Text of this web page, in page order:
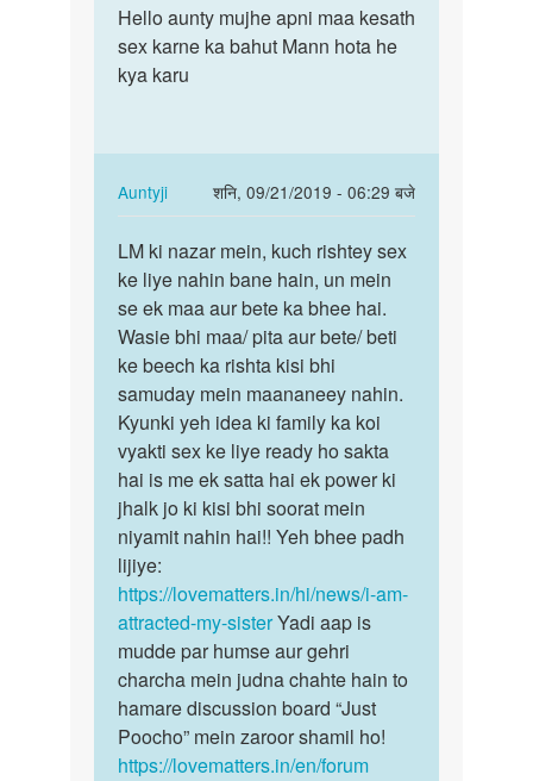
to
Hello
bete.
kya
Auntyji
Hello
aunty
mujhe
Hello aunty mujhe apni maa kesath
sex karne ka bahut Mann hota he
kya karu
Auntyji
शनि, 09/21/2019 - 06:29 बजे
In
reply
to
Hello
aunty
mujhe
apni
maa…
by
Sachin
LM
ki
nazar
mein,
kuch…
LM ki nazar mein, kuch rishtey sex
ke liye nahin bane hain, un mein
se ek maa aur bete ka bhee hai.
Wasie bhi maa/ pita aur bete/ beti
ke beech ka rishta kisi bhi
samuday mein maananeey nahin.
Kyunki yeh idea ki family ka koi
vyakti sex ke liye ready ho sakta
hai is me ek satta hai ek power ki
jhalk jo ki kisi bhi soorat mein
niyamit nahin hai!! Yeh bhee padh
lijiye:
https://lovematters.in/hi/news/i-am-
attracted-my-sisterYadi aap is
mudde par humse aur gehri
charcha mein judna chahte hain to
hamare discussion board “Just
Poocho” mein zaroor shamil ho!
https://lovematters.in/en/forum